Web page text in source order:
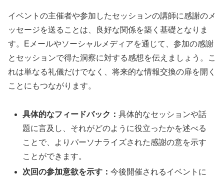
イベントの主催者や参加したセッションの講師に感謝のメ
ッセージを送ることは、良好な関係を築く基礎となりま
す。Eメールやソーシャルメディアを通じて、参加の感謝
とセッションで得た洞察に対する感想を伝えましょう。こ
れは単なる礼儀だけでなく、将来的な情報交換の扉を開く
ことにもつながります。
具体的なフィードバック：具体的なセッションや話
題に言及し、それがどのように役立ったかを述べる
ことで、よりパーソナライズされた感謝の意を示す
ことができます。
次回の参加意欲を示す：今後開催されるイベントに